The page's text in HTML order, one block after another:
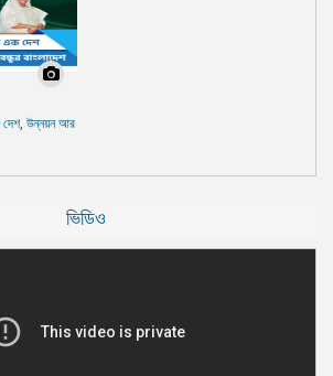
দেশ, উন্নয়ন আর
ভিডিও